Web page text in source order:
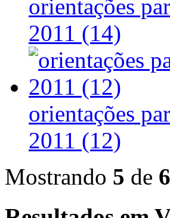
orientações
2011 (14)
orientações
2011 (12)
Mostrando 5 de 6